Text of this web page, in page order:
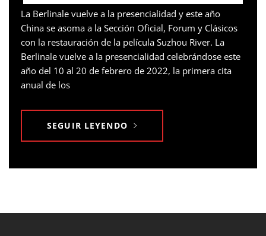
La Berlinale vuelve a la presencialidad y este año
China se asoma a la Sección Oficial, Forum y Clásicos
con la restauración de la película Suzhou River. La
Berlinale vuelve a la presencialidad celebrándose este
año del 10 al 20 de febrero de 2022, la primera cita
anual de los
SEGUIR LEYENDO